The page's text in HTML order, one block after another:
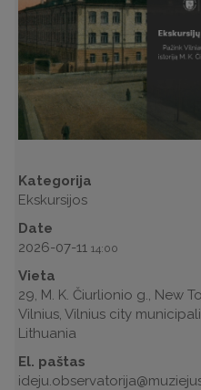
Kategorija
Ekskursijos
Date
2026-07-11 14:00
Vieta
29, M. K. Čiurlionio g., New
Vilnius, Vilnius city
Lithuania
El. paštas